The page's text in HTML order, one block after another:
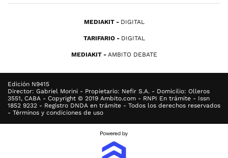
MEDIAKIT DIGITAL
TARIFARIO DIGITAL
MEDIAKIT AMBITO DEBATE
Edición N9415
Director: Gabriel Morini - Propietario: Nefir S.A. - Domicilio: Olleros
3551, CABA - Copyright © 2019 Ambito.com - RNPI En trámite - Issn
1852 9232 - Registro DNDA en trámite - Todos los derechos reservados
- Términos y condiciones de uso